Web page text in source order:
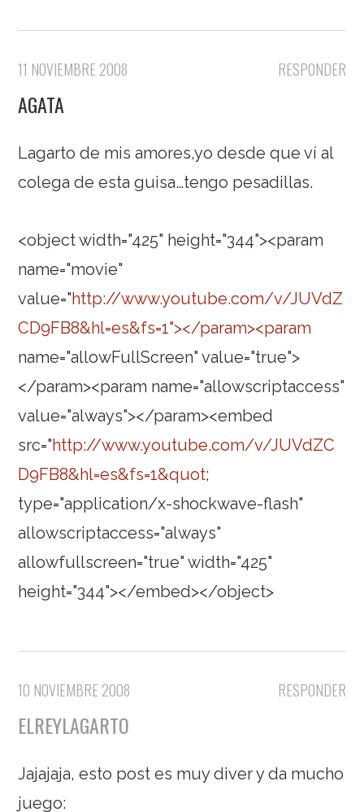
RESPONDER
11 NOVIEMBRE 2008
AGATA
Lagarto de mis amores,yo desde que ví al
colega de esta guisa…tengo pesadillas.
<object width="425" height="344"><param
name="movie"
value="http://www.youtube.com/v/JUVdZ
CD9FB8&hl=es&fs=1"></param><param
name="allowFullScreen" value="true">
</param><param name="allowscriptaccess"
value="always"></param><embed
src="http://www.youtube.com/v/JUVdZC
D9FB8&hl=es&fs=1&quot;
type="application/x-shockwave-flash"
allowscriptaccess="always"
allowfullscreen="true" width="425"
height="344"></embed></object>
RESPONDER
10 NOVIEMBRE 2008
ELREYLAGARTO
Jajajaja, esto post es muy diver y da mucho
juego: